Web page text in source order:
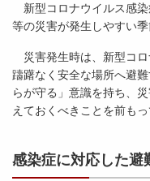
新型コロナウイルス感
等の災害が発生しやすい季
災害発生時は、新型コロ
躊躇なく安全な場所へ避
らが守る」意識を持ち、
えておくべきことを前も
感染症に対応した避